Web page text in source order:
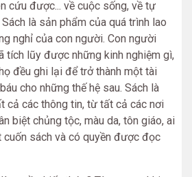
cứu được... về cuộc sống, về tự
là sản phẩm của quá trình lao
nghỉ của con người. Con người
tích lũy được những kinh nghiệm gì,
đều ghi lại để trở thành một tài
cho những thế hệ sau. Sách là
cả các thông tin, từ tất cả các nơi
biệt chủng tộc, màu da, tôn giáo, ai
sách và có quyền được đọc